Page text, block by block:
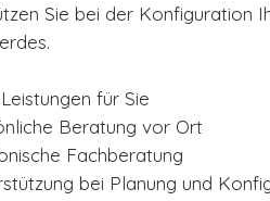
Sie bei der Konfiguration
für Sie
Beratung vor Ort
Fachberatung
bei Planung und